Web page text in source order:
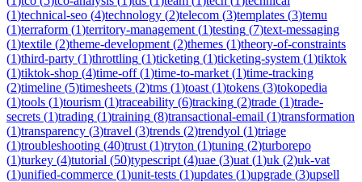
(1)technical-seo (4)technology (2)telecom (3)templates (3)temu
(1)terraform (1)territory-management (1)testing (7)text-messaging
(1)textile (2)theme-development (2)themes (1)theory-of-constraints
(1)third-party (1)throttling (1)ticketing (1)ticketing-system (1)tiktok
(1)tiktok-shop (4)time-off(1)time-to-market (1)time-tracking
(2)timeline (5)timesheets (2)tms (1)toast (1)tokens (3)tokopedia
(1)tools (1)tourism (1)traceability (6)tracking (2)trade (1)trade-
secrets (1)trading (1)training (8)transactional-email (1)transformation
(1)transparency (3)travel (3)trends (2)trendyol (1)triage
(1)troubleshooting (40)trust (1)tryton (1)tuning (2)turborepo
(1)turkey (4)tutorial (50)typescript (4)uae (3)uat (1)uk (2)uk-vat
(1)unified-commerce (1)unit-tests (1)updates (1)upgrade (3)upsell